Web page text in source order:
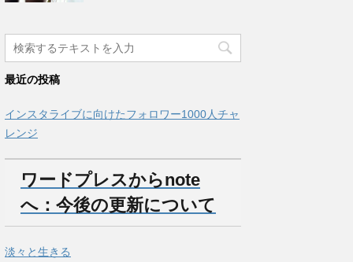
最近の投稿
インスタライブに向けたフォロワー1000人チャ
レンジ
ワードプレスからnote
へ：今後の更新について
淡々と生きる